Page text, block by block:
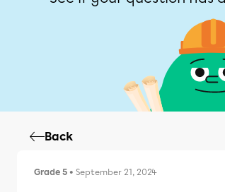
Back
Grade 5 • September 21, 2024